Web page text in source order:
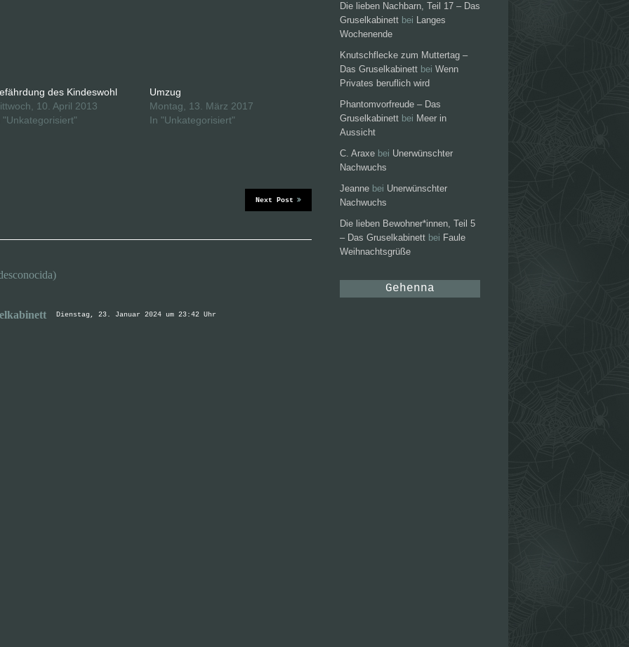
des Kindeswohl
10. April 2013
"Unkategorisiert"
Umzug
Montag, 13. März 2017
In "Unkategorisiert"
Next Post
Dienstag, 23. Januar 2024 um 23:42 Uhr
Die lieben Nachbarn, Teil 17 – Das
Gruselkabinett bei Langes
Wochenende
Knutschflecke zum Muttertag –
Das Gruselkabinett bei Wenn
Privates beruflich wird
Phantomvorfreude – Das
Gruselkabinett bei Meer in
Aussicht
C. Araxe bei Unerwünschter
Nachwuchs
Jeanne bei Unerwünschter
Nachwuchs
Die lieben Bewohner*innen, Teil 5
– Das Gruselkabinett bei Faule
Weihnachtsgrüße
Gehenna